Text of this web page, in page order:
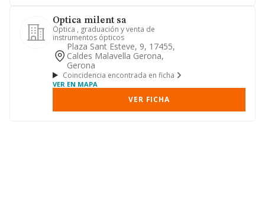
Optica milent sa
Óptica , graduación y venta de
instrumentos ópticos
Plaza Sant Esteve, 9, 17455,
Caldes Malavella Gerona,
Gerona
Coincidencia encontrada en ficha
VER EN MAPA
VER FICHA